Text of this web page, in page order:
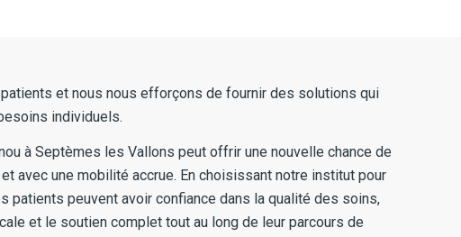
et nous nous efforçons de fournir des solutions qui
individuels.
à Septèmes les Vallons peut offrir une nouvelle chance de
avec une mobilité accrue. En choisissant notre institut pour
patients peuvent avoir confiance dans la qualité des soins,
et le soutien complet tout au long de leur parcours de